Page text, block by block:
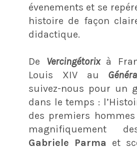
évenements et se
histoire de façon
didactique.
De Vercingétorix à
Louis XIV au
suivez-nous pour un
dans le temps :
des premiers
magnifiquement
Gabriele Parma et